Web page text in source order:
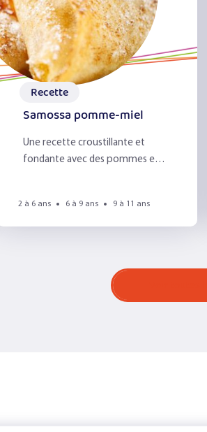
Recette
Samossa pomme-miel
Une recette croustillante et
fondante avec des pommes et
2 à 6 ans 6 à 9 ans 9 à 11 ans